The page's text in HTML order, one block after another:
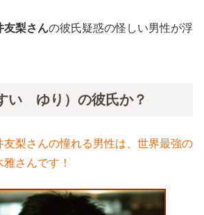
友梨さんの彼氏疑惑の怪しい男性が浮
い ゆり）の彼氏か？
友梨さんの憧れる男性は、世界最強の
さんです！